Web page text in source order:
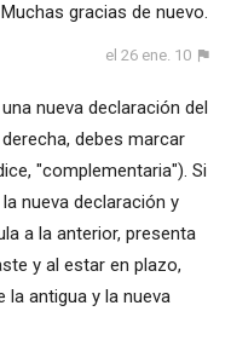
gracias de nuevo.
el 26 ene. 10
nueva declaración del
debes marcar
"complementaria"). Si
nueva declaración y
a la anterior, presenta
y al estar en plazo,
antigua y la nueva